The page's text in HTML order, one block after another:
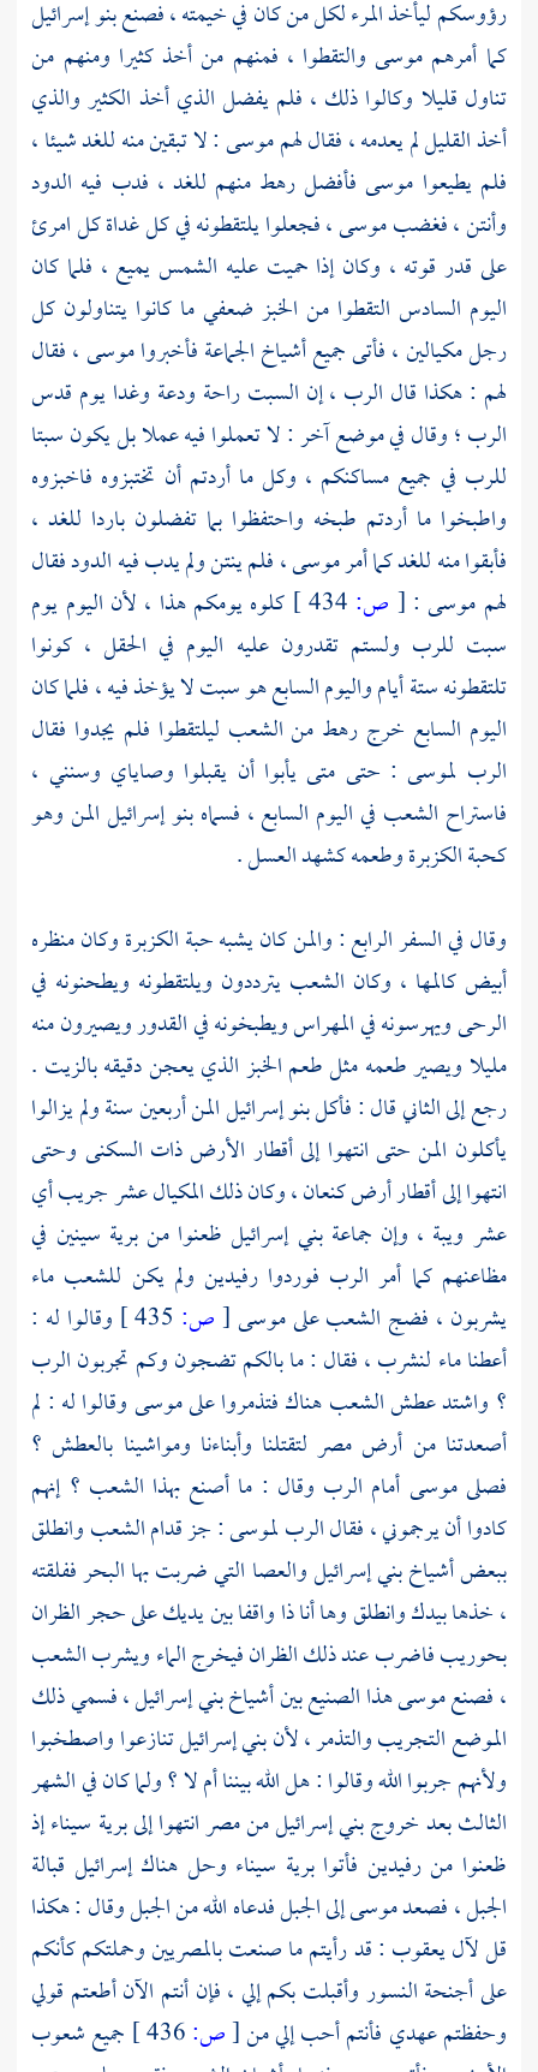
رؤوسكم ليأخذ المرء لكل من كان في خيمته ، فصنع بنو إسرائيل
كما أمرهم موسى والتقطوا ، فمنهم من أخذ كثيرا ومنهم من
تناول قليلا وكالوا ذلك ، فلم يفضل الذي أخذ الكثير والذي
أخذ القليل لم يعدمه ، فقال لهمموسى: لا تبقين منه للغد شيئا ،
فلم يطيعوا موسى فأفضل رهط منهم للغد ، فدب فيه الدود
وأنتن ، فغضبموسى، فجعلوا يلتقطونه في كل غداة كل امرئ
على قدر قوته ، وكان إذا حميت عليه الشمس يميع ، فلما كان
اليوم السادس التقطوا من الخبز ضعفي ما كانوا يتناولون كل
رجل مكيالين ، فأتى جميع أشياخ الجماعة فأخبرواموسى، فقال
لهم : هكذا قال الرب ، إن السبت راحة ودعة وغدا يوم قدس
الرب ؛ وقال في موضع آخر : لا تعملوا فيه عملا بل يكون سبتا
للرب في جميع مساكنكم ، وكل ما أردتم أن تختبزوه فاخبزوه
واطبخوا ما أردتم طبخه واحتفظوا بما تفضلون باردا للغد ،
فأبقوا منه للغد كما أمرموسى، فلم ينتن ولم يدب فيه الدود فقال
لهم موسى :
[ ص:
كلوه يومكم هذا ، لأن اليوم يوم
سبت للرب ولستم تقدرون عليه اليوم في الحقل ، كونوا
تلتقطونه ستة أيام واليوم السابع هو سبت لا يؤخذ فيه ، فلما كان
اليوم السابع خرج رهط من الشعب ليلتقطوا فلم يجدوا فقال
الرب لموسى : حتى متى يأبوا أن يقبلوا وصاياي وسنني ،
فاستراح الشعب في اليوم السابع ، فسماه بنو إسرائيل المن وهو
كحبة الكزبرة وطعمه كشهد العسل .
وقال في السفر الرابع : والمن كان يشبه حبة الكزبرة وكان منظره
أبيض كالمها ، وكان الشعب يترددون ويلتقطونه ويطحنونه في
الرحى ويهرسونه في المهراس ويطبخونه في القدور ويصيرون منه
مليلا ويصير طعمه مثل طعم الخبز الذي يعجن دقيقه بالزيت .
رجع إلى الثاني قال : فأكل بنو إسرائيل المن أربعين سنة ولم يزالوا
يأكلون المن حتى انتهوا إلى أقطار الأرض ذات السكنى وحتى
انتهوا إلى أقطار أرضكنعان، وكان ذلك المكيال عشر جريب أي
عشر ويبة ، وإن جماعة بني إسرائيل ظعنوا من برية سينين في
مظاعنهم كما أمر الرب فوردوا رفيدين ولم يكن للشعب ماء
يشربون ، فضج الشعب علىموسى[ص:
وقالوا له :
أعطنا ماء لنشرب ، فقال : ما بالكم تضجون وكم تجربون الرب
؟ واشتد عطش الشعب هناك فتذمروا علىموسىوقالوا له : لم
أصعدتنا من أرض مصر لتقتلنا وأبناءنا ومواشينا بالعطش ؟
فصلىموسى أمام الرب وقال : ما أصنع بهذا الشعب ؟ إنهم
كادوا أن يرجموني ، فقال الربلموسى: جز قدام الشعب وانطلق
ببعض أشياخ بني إسرائيل والعصا التي ضربت بها البحر ففلقته
، خذها بيدك وانطلق وها أنا ذا واقفا بين يديك على حجر الظران
بحوريب فاضرب عند ذلك الظران فيخرج الماء ويشرب الشعب
، فصنعموسىهذا الصنيع بين أشياخ بني إسرائيل ، فسمي ذلك
الموضع التجريب والتذمر ، لأن بني إسرائيل تنازعوا واصطخبوا
ولأنهم جربوا الله وقالوا : هل الله بيننا أم لا ؟ ولما كان في الشهر
الثالث بعد خروج بني إسرائيل منمصرانتهوا إلىبرية سيناءإذ
ظعنوا منرفيدين فأتوابرية سيناء وحل هناك إسرائيل قبالة
الجبل ، فصعدموسىإلى الجبل فدعاه الله من الجبل وقال : هكذا
قل لآليعقوب : قد رأيتم ما صنعت بالمصريين وحملتكم كأنكم
على أجنحة النسور وأقبلت بكم إلي ، فإن أنتم الآن أطعتم قولي
وحفظتم عهدي فأنتم أحب إلي من[ص:
جميع شعوب